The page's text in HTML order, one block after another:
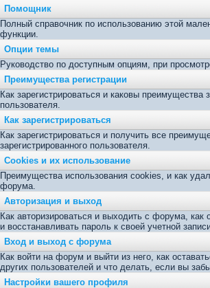
Помощник
Полный справочник по использованию этой
функции.
Опции темы
Руководство по доступным опциям, при
Преимущества регистрации
Как зарегистрироваться и каковы преимущества
пользователя.
Как зарегистрироваться
Как зарегистрироваться и получить все
зарегистрированного пользователя.
Cookies и их использование
Преимущества использования cookies, и как
форума.
Авторизация и выход
Как авторизироваться и выходить с форума, как
и восстанавливать пароль к своей учетной
Вход и выход с форума
Как войти на форум и выйти из него, как
других пользователей и что делать, если вы
Настройки вашего профиля